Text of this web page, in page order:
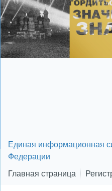
Единая информационная
Федерации
Главная страница